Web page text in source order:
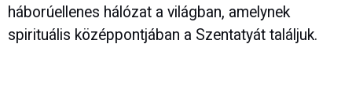
háborúellenes hálózat a világban, amelynek
spirituális középpontjában a Szentatyát találjuk.